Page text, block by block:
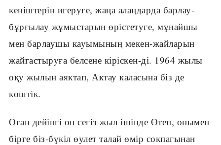
кеніштерін игеруге, жаңа алаңдарда барлау-
бұрғылау жұмыстарын өрістетуге, мұнайшы
мен барлаушы кауымының мекен-жайларын
жайгастыруға белсене кіріскен-ді. 1964 жылы
оқу жылын аяктап, Актау каласына біз де
көштік.
Оған дейінгі он сегіз жыл ішінде Өтеп, онымен
бірге біз-бүкіл өулет талай өмір сокпагынан